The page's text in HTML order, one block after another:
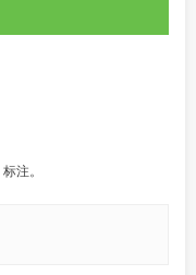
标注。